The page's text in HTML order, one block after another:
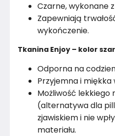
Czarne, wykonane
Zapewniają
wykończenie.
Tkanina Enjoy – kolor
Odporna na
Przyjemna i miękka
Możliwość lekkiego
(alternatywa dla
zjawiskiem i nie
materiału.